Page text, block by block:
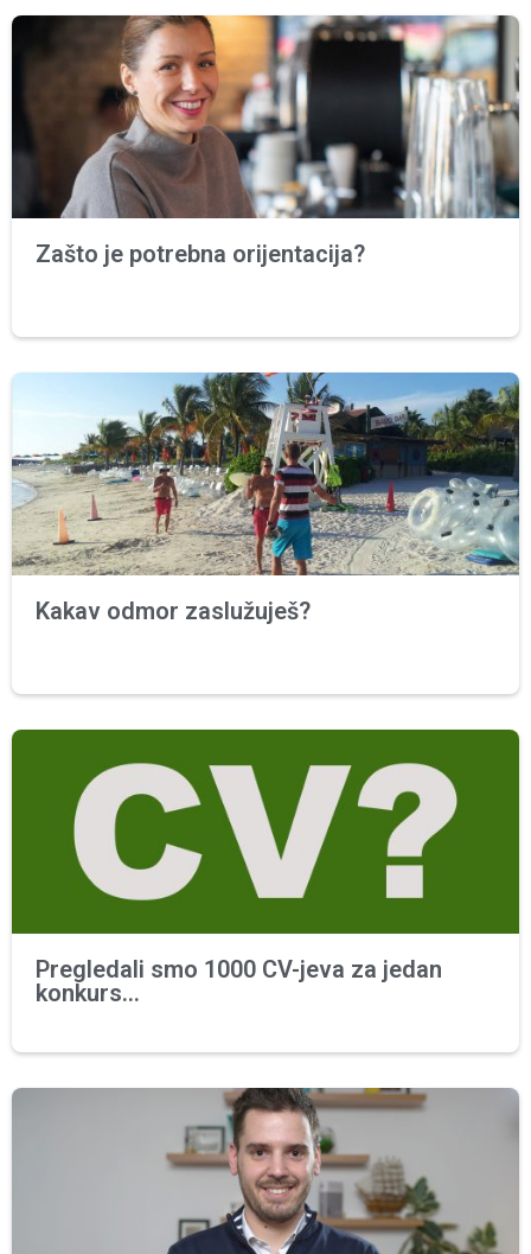
Zašto je potrebna orijentacija?
Kakav odmor zaslužuješ?
Pregledali smo 1000 CV-jeva za jedan
konkurs…